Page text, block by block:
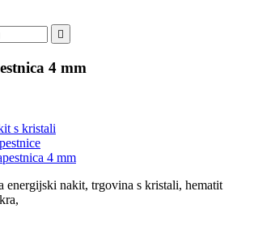

4 mm
s kristali
4 mm